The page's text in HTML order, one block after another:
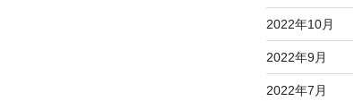
2022年10月
2022年9月
2022年7月